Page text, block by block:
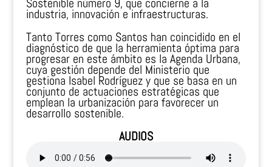
industria, innovación e infraestructuras.
Tanto Torres como Santos han coincidido en el
diagnóstico de que la herramienta óptima para
progresar en este ámbito es la Agenda Urbana,
cuya gestión depende del Ministerio que
gestiona Isabel Rodríguez y que se basa en un
conjunto de actuaciones estratégicas que
emplean la urbanización para favorecer un
desarrollo sostenible.
AUDIOS